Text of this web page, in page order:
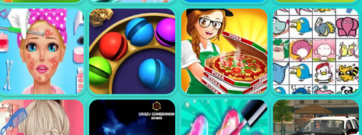
WONDERS
CANDY RAIN 8 JEWELS BLITZ 6
FOOD FEVER
COOKIE CRUSH
3
LIFE SPA
SALON
FOOD MATCH TOY MATCH